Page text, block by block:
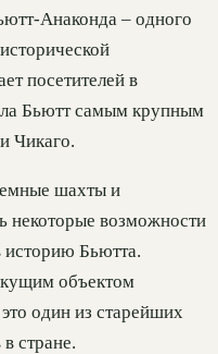
Анаконда – одного
посетителей в
Бьютт самым крупным
Чикаго.
шахты и
некоторые возможности
историю Бьютта.
объектом
один из старейших
стране.